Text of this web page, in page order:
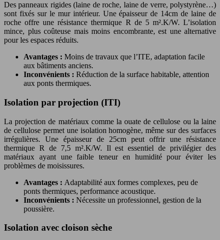
Des panneaux rigides (laine de roche, laine de verre, polystyrène…)
sont fixés sur le mur intérieur. Une épaisseur de 14cm de laine de
roche offre une résistance thermique R de 5 m².K/W. L’isolation
mince, plus coûteuse mais moins encombrante, est une alternative
pour les espaces réduits.
Avantages : Moins de travaux que l’ITE, adaptation facile
aux bâtiments anciens.
Inconvénients : Réduction de la surface habitable, attention
aux ponts thermiques.
Isolation par projection (ITI)
La projection de matériaux comme la ouate de cellulose ou la laine
de cellulose permet une isolation homogène, même sur des surfaces
irrégulières. Une épaisseur de 25cm peut offrir une résistance
thermique R de 7,5 m².K/W. Il est essentiel de privilégier des
matériaux ayant une faible teneur en humidité pour éviter les
problèmes de moisissures.
Avantages : Adaptabilité aux formes complexes, peu de
ponts thermiques, performance acoustique.
Inconvénients : Nécessite un professionnel, gestion de la
poussière.
Isolation avec cloison sèche